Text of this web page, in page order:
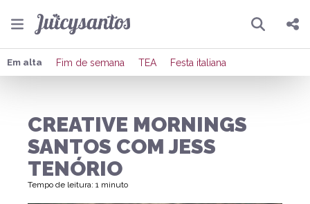
Pesquisar
Compartilhar
Enviar por Whatsapp
Em alta Fim de semana TEA Festa italiana
CREATIVE MORNINGS
SANTOS COM JESS
TENÓRIO
Tempo de leitura: 1 minuto